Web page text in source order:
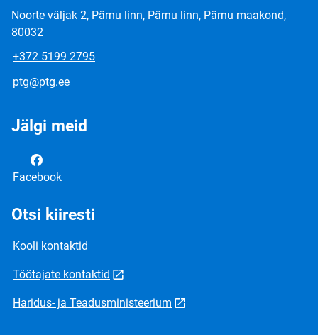
Noorte väljak 2, Pärnu linn, Pärnu linn, Pärnu maakond,
80032
+372 5199 2795
ptg@ptg.ee
Jälgi meid
Facebook
Otsi kiiresti
Kooli kontaktid
Töötajate kontaktid
Haridus- ja Teadusministeerium